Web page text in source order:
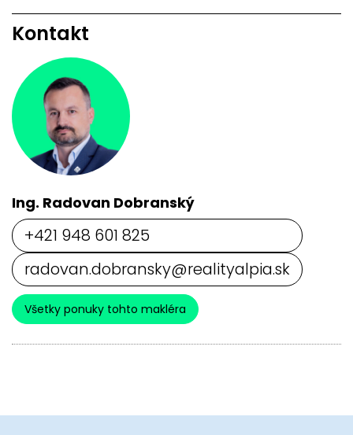
Kontakt
Ing. Radovan Dobranský
+421 948 601 825
radovan.dobransky@realityalpia.sk
Všetky ponuky tohto makléra